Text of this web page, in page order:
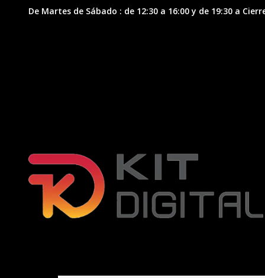
De Martes de Sábado : de 12:30 a 16:00 y de 19:30 a